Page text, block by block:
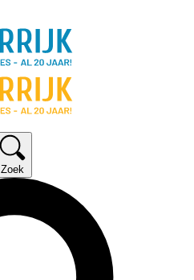
Zoek